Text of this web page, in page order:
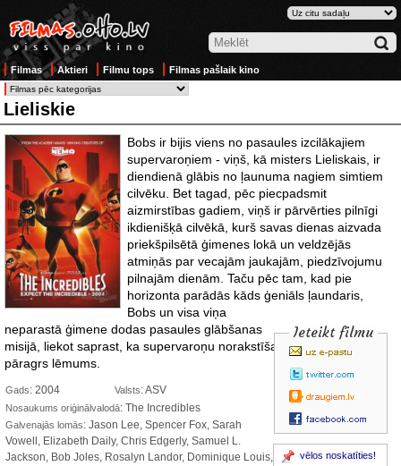
Filmas Aktieri Filmu tops Filmas pašlaik kino
Lieliskie
Bobs ir bijis viens no pasaules izcilākajiem
supervaroņiem - viņš, kā misters Lieliskais, ir
diendienā glābis no ļaunuma nagiem simtiem
cilvēku. Bet tagad, pēc piecpadsmit
aizmirstības gadiem, viņš ir pārvērties pilnīgi
ikdienišķā cilvēkā, kurš savas dienas aizvada
priekšpilsētā ģimenes lokā un veldzējās
atmiņās par vecajām jaukajām, piedzīvojumu
pilnajām dienām. Taču pēc tam, kad pie
horizonta parādās kāds ģeniāls ļaundaris,
Bobs un visa viņa
neparastā ģimene dodas pasaules glābšanas
misijā, liekot saprast, ka supervaroņu norakstīšana pensijā ir stipri
pāragrs lēmums.
Ieteikt filmu
vēlos noskatīties!
Gads: 2004 Valsts: ASV
Nosaukums oriģinālvalodā: The Incredibles
Galvenajās lomās: Jason Lee, Spencer Fox, Sarah
Vowell, Elizabeth Daily, Chris Edgerly, Samuel L.
Jackson, Bob Joles, Rosalyn Landor, Dominique Louis,